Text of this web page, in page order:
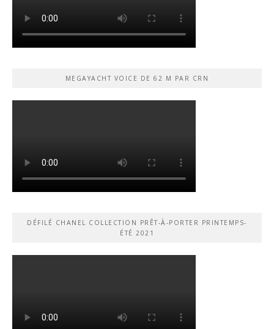
MEGAYACHT VOICE DE 62 M PAR CRN
DÉFILÉ CHANEL COLLECTION PRÊT-À-PORTER PRINTEMPS-
ÉTÉ 2021